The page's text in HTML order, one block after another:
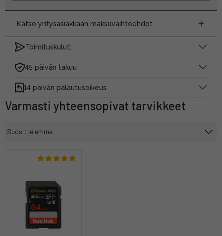
Katso yritysasiakkaan maksuvaihtoehdot
Toimituskulut:
45 päivän takuu
14 päivän palautusoikeus
Varmasti yhteensopivat tarvikkeet